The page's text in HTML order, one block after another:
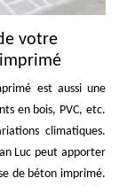
votre
est aussi une
en bois, PVC, etc.
climatiques.
Luc peut apporter
de béton imprimé.